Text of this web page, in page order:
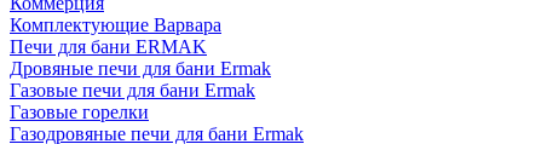
Комплектующие Варвара
Печи для бани ERMAK
Дровяные печи для бани Ermak
Газовые печи для бани Ermak
Газовые горелки
Газодровяные печи для бани Ermak